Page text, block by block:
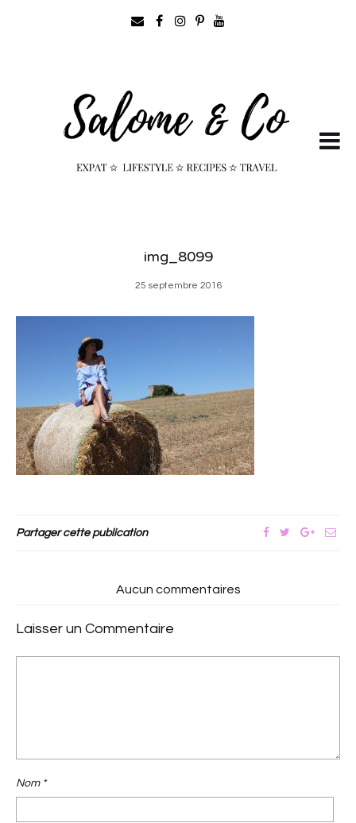
img_8099
25 septembre 2016
Partager cette publication
Aucun commentaires
Laisser un Commentaire
Nom *